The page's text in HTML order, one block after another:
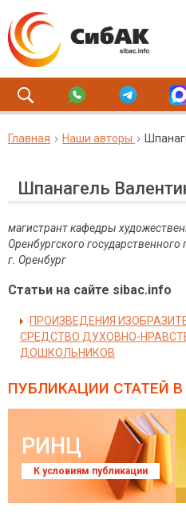
Главная Наши авторы
Шпанагель
магистрант кафедры
Оренбургского государственного
г. Оренбург
Статьи на сайте sibac.info
ПРОИЗВЕДЕНИЯ
СРЕДСТВО ДУХОВНО-
ДОШКОЛЬНИКОВ
ПУБЛИКАЦИИ СТАТЕЙ
РИНЦ
К условиям публикации